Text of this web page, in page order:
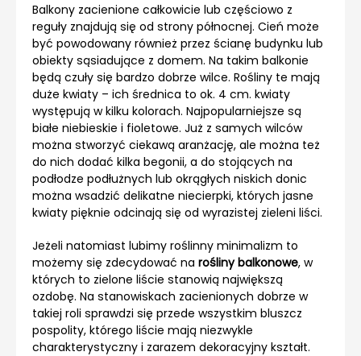
Balkony zacienione całkowicie lub częściowo z
reguły znajdują się od strony północnej. Cień może
być powodowany również przez ścianę budynku lub
obiekty sąsiadujące z domem. Na takim balkonie
będą czuły się bardzo dobrze wilce. Rośliny te mają
duże kwiaty – ich średnica to ok. 4 cm. kwiaty
występują w kilku kolorach. Najpopularniejsze są
białe niebieskie i fioletowe. Już z samych wilców
można stworzyć ciekawą aranżację, ale można też
do nich dodać kilka begonii, a do stojących na
podłodze podłużnych lub okrągłych niskich donic
można wsadzić delikatne niecierpki, których jasne
kwiaty pięknie odcinają się od wyrazistej zieleni liści.
Jeżeli natomiast lubimy roślinny minimalizm to
możemy się zdecydować na rośliny balkonowe, w
których to zielone liście stanowią największą
ozdobę. Na stanowiskach zacienionych dobrze w
takiej roli sprawdzi się przede wszystkim bluszcz
pospolity, którego liście mają niezwykle
charakterystyczny i zarazem dekoracyjny kształt.